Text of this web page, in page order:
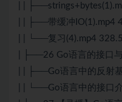
| |
| | ├──带缓冲IO(1).mp4
| | └──复习(4).mp4
| ├──26 Go语言的接口
| | ├──Go语言中的反射
| | └──Go语言中的接口